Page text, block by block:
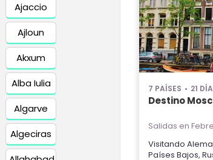
Ajaccio
Ajloun
Akxum
Alba Iulia
Algarve
Algeciras
7 PAÍSES 21
Destino
Salidas en
Visitando
Países Bajos,